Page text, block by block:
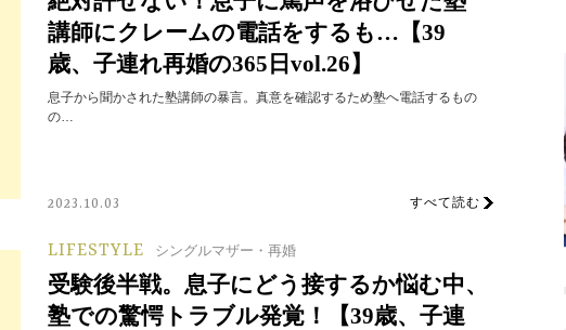
講師にクレームの電話をするも…【39
歳、子連れ再婚の365日vol.26】
息子から聞かされた塾講師の暴言。真意を確認するため塾へ電話するもの
の…
2023.10.03 すべて読む
LIFESTYLE シングルマザー・再婚
受験後半戦。息子にどう接するか悩む中、
塾での驚愕トラブル発覚！【39歳、子連